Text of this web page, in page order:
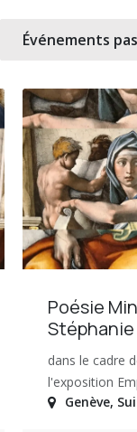
Événements
Poésie
dans le cadre
l'exposition
Genève,